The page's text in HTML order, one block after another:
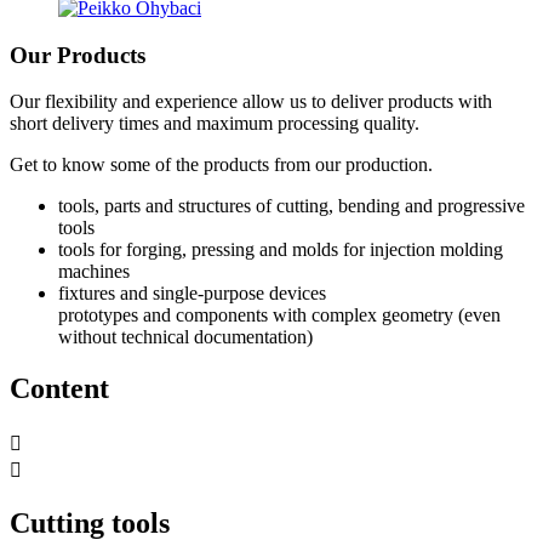
Our Products
Our flexibility and experience allow us to deliver products with
short delivery times and maximum processing quality.
Get to know some of the products from our production.
tools, parts and structures of cutting, bending and progressive
tools
tools for forging, pressing and molds for injection molding
machines
fixtures and single-purpose devices
prototypes and components with complex geometry (even
without technical documentation)
Content
Cutting tools